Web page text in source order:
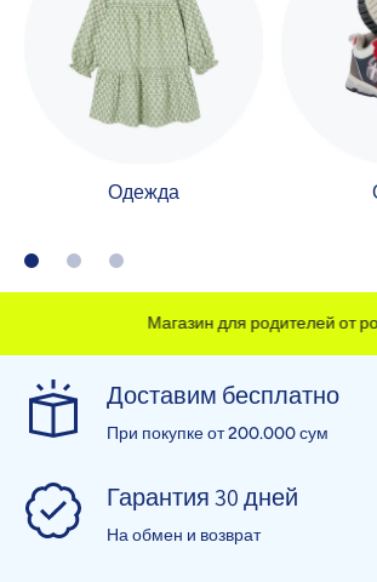
Одежда
Магазин для родителей от
Доставим бесплатно
При покупке от 200.000 сум
Гарантия 30 дней
На обмен и возврат